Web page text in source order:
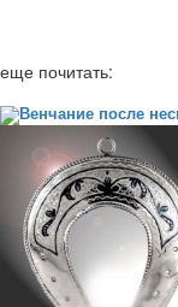
еще почитать:
Венчание после